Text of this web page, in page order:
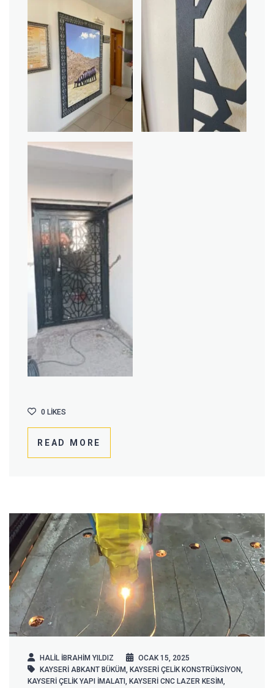
READ MORE
0 LIKES
HALIL IBRAHIM YILDIZ
OCAK 15, 2025
KAYSERİ ABKANT BÜKÜM, KAYSERI ÇELIK KONSTRÜKSIYON,
KAYSERİ ÇELIK YAPI IMALATI , KAYSERİ CNC LAZER KESIM,